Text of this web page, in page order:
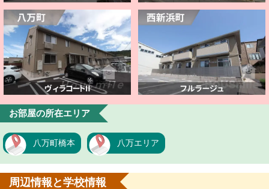
お部屋の所在エリア
八万町橋本 八万エリア
周辺情報と学校情報